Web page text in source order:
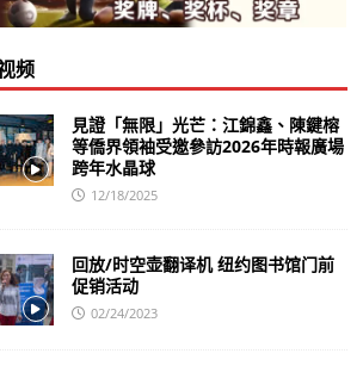
频
見證「無限」光芒：江錦鑫、陳鍵榕
等僑界領袖受邀參訪2026年時報廣場
跨年水晶球
12/18/2025
回放/时空壶翻译机 纽约图书馆门前
促销活动
02/24/2023